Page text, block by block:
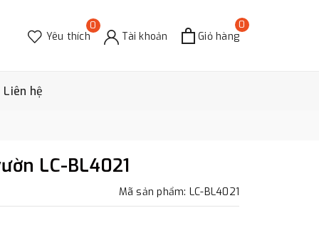
0
Yêu thích Tài khoản
0
Giỏ hàng
Liên hệ
LC-BL4021
Mã sản phẩm: LC-BL4021